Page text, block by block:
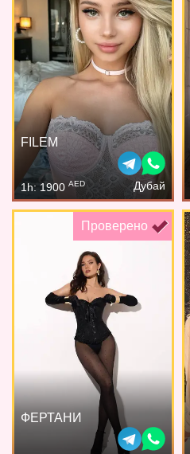
FILEM
1h: 1900 AED Дубай
Проверено
ФЕРТАНИ